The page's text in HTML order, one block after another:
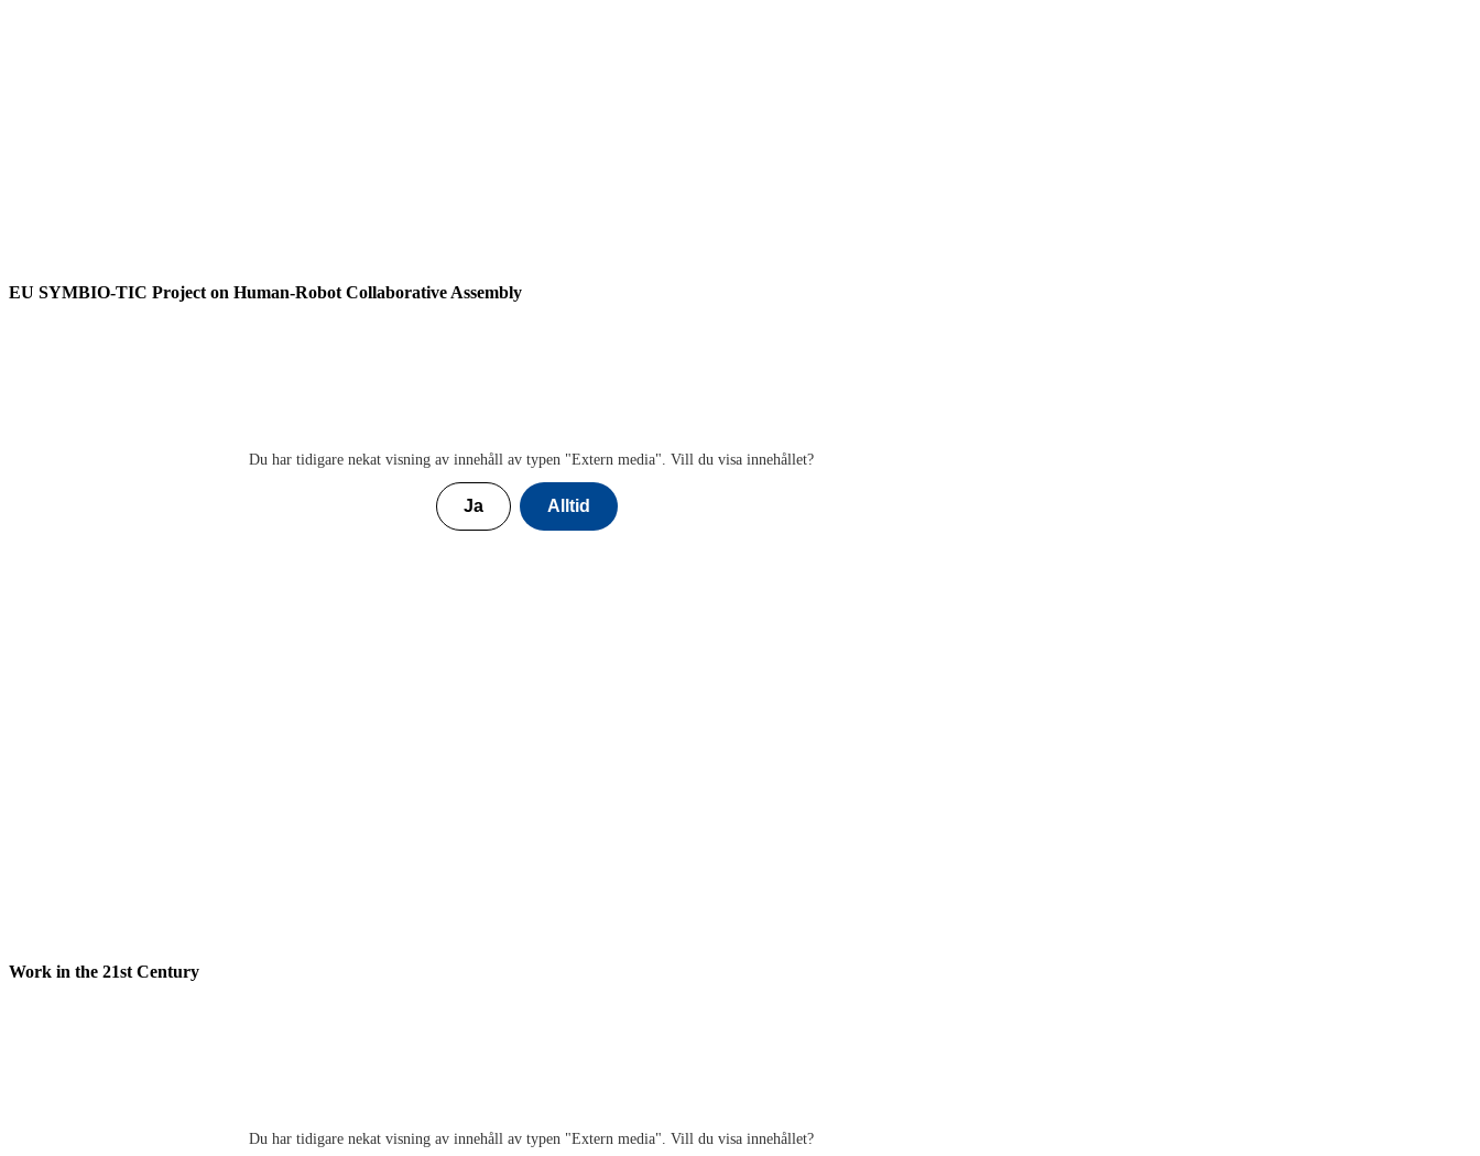
EU SYMBIO-TIC Project on Human-Robot Collaborative Assembly
Du har tidigare nekat visning av innehåll av typen "Extern media". Vill du visa innehållet?
Ja Alltid
Work in the 21st Century
Du har tidigare nekat visning av innehåll av typen "Extern media". Vill du visa innehållet?